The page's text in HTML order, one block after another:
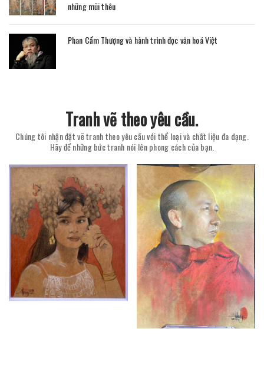
những mũi thêu
Phan Cẩm Thượng và hành trình đọc văn hoá Việt
Tranh vẽ theo yêu cầu.
Chúng tôi nhận đặt vẽ tranh theo yêu cầu với thể loại và chất liệu đa dạng.
Hãy để những bức tranh nói lên phong cách của bạn.